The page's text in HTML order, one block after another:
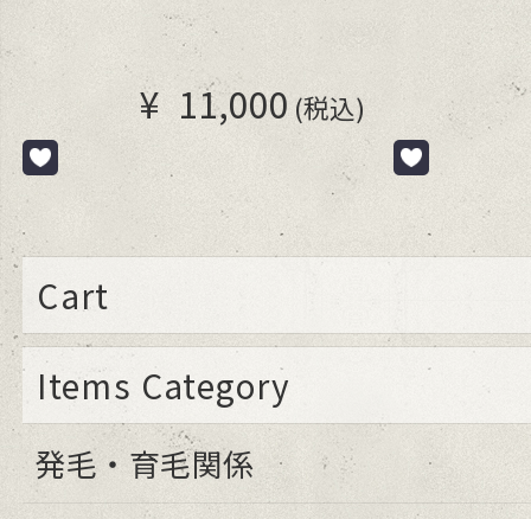
¥ 11,000 (税込)
Cart
Items Category
発毛・育毛関係